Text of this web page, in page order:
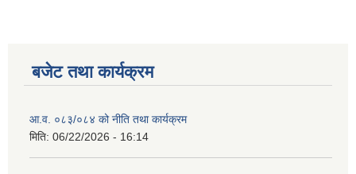
बजेट तथा कार्यक्रम
आ.व. ०८३/०८४ को नीति तथा कार्यक्रम
मिति: 06/22/2026 - 16:14